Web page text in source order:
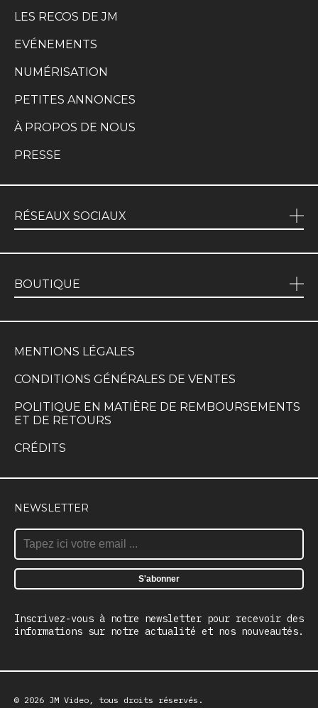
LES RECOS DE JM
EVÉNEMENTS
NUMÉRISATION
PETITES ANNONCES
À PROPOS DE NOUS
PRESSE
RÉSEAUX SOCIAUX
BOUTIQUE
MENTIONS LÉGALES
CONDITIONS GÉNÉRALES DE VENTES
POLITIQUE EN MATIÈRE DE REMBOURSEMENTS
ET DE RETOURS
CRÉDITS
NEWSLETTER
Inscrivez-vous à notre newsletter pour recevoir des
informations sur notre actualité et nos nouveautés.
© 2026 JM Video, tous droits réservés.